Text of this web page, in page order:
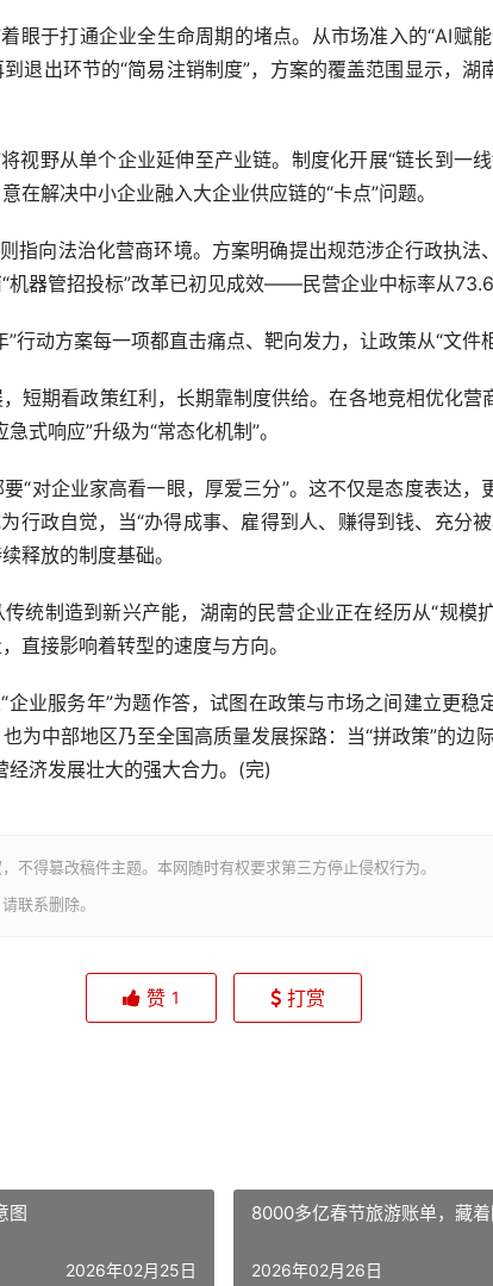
于打通企业全生命周期的堵点。从市场准入的“AI赋能
退出环节的“简易注销制度”，方案的覆盖范围显示，湖
野从单个企业延伸至产业链。制度化开展“链长到一线
在解决中小企业融入大企业供应链的“卡点”问题。
向法治化营商环境。方案明确提出规范涉企行政执法
机器管招投标”改革已初见成效——民营企业中标率从
动方案每一项都直击痛点、靶向发力，让政策从“文件柜
期看政策红利，长期靠制度供给。在各地竞相优化营
式响应”升级为“常态化机制”。
对企业家高看一眼，厚爱三分”。这不仅是态度表达，
行政自觉，当“办得成事、雇得到人、赚得到钱、充分
释放的制度基础。
制造到新兴产能，湖南的民营企业正在经历从“规模扩
直接影响着转型的速度与方向。
业服务年”为题作答，试图在政策与市场之间建立更稳
为中部地区乃至全国高质量发展探路：当“拼政策”的边
经济发展壮大的强大合力。(完)
不得篡改稿件主题。本网随时有权要求第三方停止侵权行为。
联系删除。
赞 1 打赏
图
2026年02月25日
8000多亿春节旅游账单，藏
2026年02月26日